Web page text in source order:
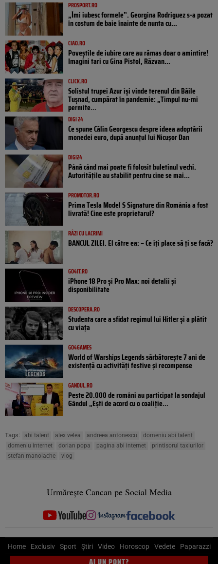
PROSPORT.RO
„Îmi iubesc formele”. Georgina Rodriguez s-a pozat
în costum de baie înainte de nunta cu...
CIAO.RO
Poveştile de iubire care au rămas doar o amintire!
Imagini tari cu Gina Pistol, Răzvan...
CLICK.RO
Solistul trupei Azur își vinde terenul din Băile
Tușnad, cumpărat în pandemie: „Timpul nu-mi
permite...
DIGI 24
Ce spune Călin Georgescu despre ideea adoptării
monedei euro, după anunțul lui Nicușor Dan
DIGI24
Până când mai poate fi folosit buletinul vechi.
Autoritățile au stabilit pentru cine se mai...
PROMOTOR.RO
Prima Tesla Model S Signature din România a fost
livrată! Cine este proprietarul?
RÂZI CU LACRIMI
BANCUL ZILEI. El către ea: – Ce îți place să ți se facă?
GO4IT.RO
iPhone 18 Pro și Pro Max: noi detalii și
disponibilitate
DESCOPERA.RO
Studenta care a sfidat regimul lui Hitler și a plătit
cu viața
GO4GAMES
World of Warships Legends sărbătorește 7 ani de
existență cu activități festive și recompense
GANDUL.RO
Peste 20.000 de români au participat la sondajul
Gândul „Ești de acord cu o coaliție...
Tags: abi talent alex velea andreea antonescu
domeniu abi talent
domeniu internet
dorian popa pagina abi internet
printisorul taxiurilor
stefan manolache
vlog
Urmărește Cancan pe Social Media
Home Exclusiv Sport Știri Video Horoscop Vedete Paparazzi